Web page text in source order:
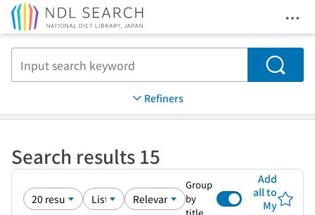
Search
Refiners
Search results 15
Group
by
Add
all to
My